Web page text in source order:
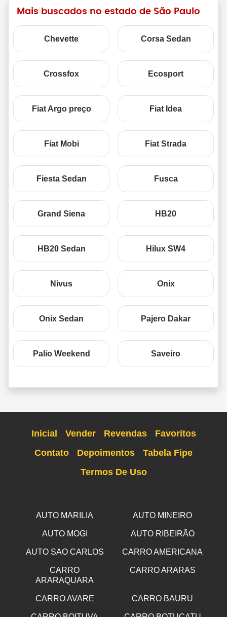
Mais buscados no estado de São Paulo
Chevette Corsa Sedan
Crossfox Ecosport
Fiat Argo preço Fiat Idea
Fiat Mobi Fiat Strada
Fiesta Sedan Fusca
Grand Siena HB20
HB20 Sedan Hilux SW4
Nivus Onix
Onix Sedan Pajero Dakar
Palio Weekend Saveiro
Inicial Vender Revendas
Favoritos
Contato
Depoimentos
Tabela Fipe
Termos De Uso
AUTO MARILIA AUTO MINEIRO
AUTO MOGI AUTO RIBEIRÃO
AUTO SAO CARLOS CARRO AMERICANA
CARRO
ARARAQUARA
CARRO ARARAS
CARRO AVARE CARRO BAURU